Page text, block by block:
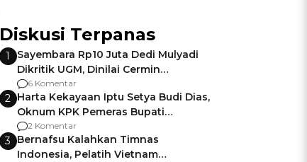
Diskusi Terpanas
1
Sayembara Rp10 Juta Dedi Mulyadi
Dikritik UGM, Dinilai Cermin
Gagalnya Negara Jamin Keamanan
6 Komentar
2 Harta Kekayaan Iptu Setya Budi Dias,
Oknum KPK Pemeras Bupati
Pemalang
2 Komentar
3 Bernafsu Kalahkan Timnas
Indonesia, Pelatih Vietnam